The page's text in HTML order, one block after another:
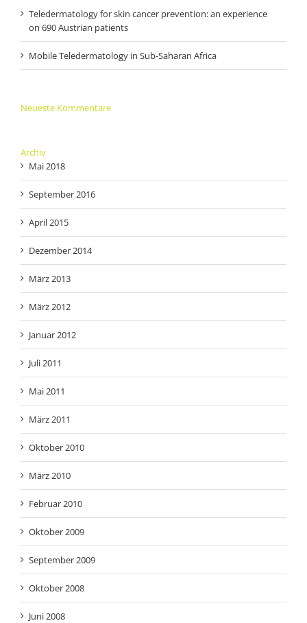
Teledermatology for skin cancer prevention: an experience
on 690 Austrian patients
Mobile Teledermatology in Sub-Saharan Africa
Neueste Kommentare
Archiv
Mai 2018
September 2016
April 2015
Dezember 2014
März 2013
März 2012
Januar 2012
Juli 2011
Mai 2011
März 2011
Oktober 2010
März 2010
Februar 2010
Oktober 2009
September 2009
Oktober 2008
Juni 2008